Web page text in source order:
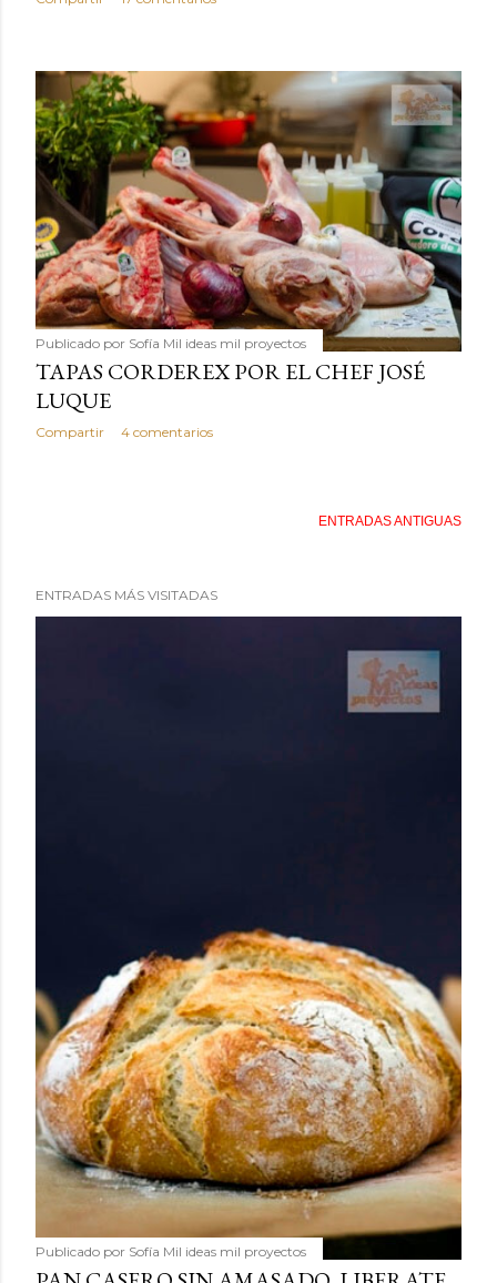
Publicado por Sofía Mil ideas mil proyectos
TAPAS CORDEREX POR EL CHEF JOSÉ
LUQUE
Compartir 4 comentarios
ENTRADAS ANTIGUAS
ENTRADAS MÁS VISITADAS
Publicado por Sofía Mil ideas mil proyectos